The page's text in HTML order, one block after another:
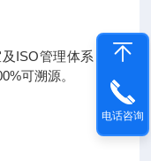
ISO管理体系，实
可溯源。
电话咨询